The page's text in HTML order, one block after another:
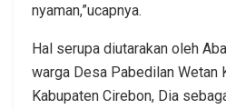
nyaman,”ucapnya.
Hal serupa diutarakan oleh
warga Desa Pabedilan Wetan
Kabupaten Cirebon, Dia